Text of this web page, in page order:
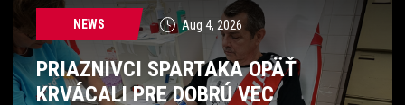
NEWS Aug 4, 2026
PRIAZNIVCI SPARTAKA OPÄŤ
KRVÁCALI PRE DOBRÚ VEC